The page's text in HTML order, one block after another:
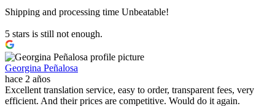
Shipping and processing time Unbeatable!
5 stars is still not enough.
Georgina Peñalosa
hace 2 años
Excellent translation service, easy to order, transparent fees, very
efficient. And their prices are competitive. Would do it again.